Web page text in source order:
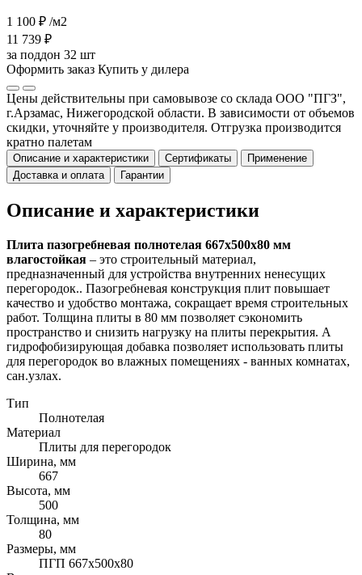
1 100 ₽ /м2
11 739 ₽
за поддон 32 шт
Оформить заказ Купить у дилера
Цены действительны при самовывозе со склада ООО "ПГЗ",
г.Арзамас, Нижегородской области. В зависимости от объемов
скидки, уточняйте у производителя. Отгрузка производится
кратно палетам
Описание и характеристики Сертификаты
Применение
Доставка и оплата
Гарантии
Описание и характеристики
Плита пазогребневая полнотелая 667х500х80 мм
влагостойкая – это строительный материал,
предназначенный для устройства внутренних ненесущих
перегородок.. Пазогребневая конструкция плит повышает
качество и удобство монтажа, сокращает время строительных
работ. Толщина плиты в 80 мм позволяет сэкономить
пространство и снизить нагрузку на плиты перекрытия. А
гидрофобизирующая добавка позволяет использовать плиты
для перегородок во влажных помещениях - ванных комнатах,
сан.узлах.
Тип
Полнотелая
Материал
Плиты для перегородок
Ширина, мм
667
Высота, мм
500
Толщина, мм
80
Размеры, мм
ПГП 667х500х80